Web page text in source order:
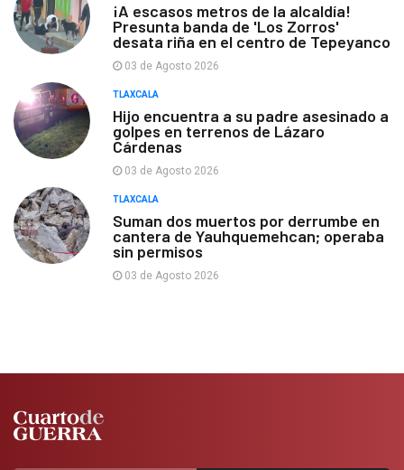
¡A escasos metros de la alcaldía!
Presunta banda de 'Los Zorros'
desata riña en el centro de Tepeyanco
03 de Agosto 2026
TLAXCALA
Hijo encuentra a su padre asesinado a
golpes en terrenos de Lázaro
Cárdenas
03 de Agosto 2026
TLAXCALA
Suman dos muertos por derrumbe en
cantera de Yauhquemehcan; operaba
sin permisos
03 de Agosto 2026